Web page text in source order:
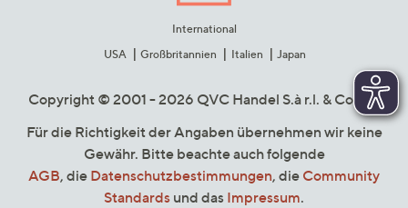
International
USA
Großbritannien Italien Japan
Copyright © 2001 - 2026 QVC Handel S.à r.l. & Co. KG
Für die Richtigkeit der Angaben übernehmen wir keine
Gewähr. Bitte beachte auch folgende
AGB, die Datenschutzbestimmungen, die Community
Standards und das Impressum.